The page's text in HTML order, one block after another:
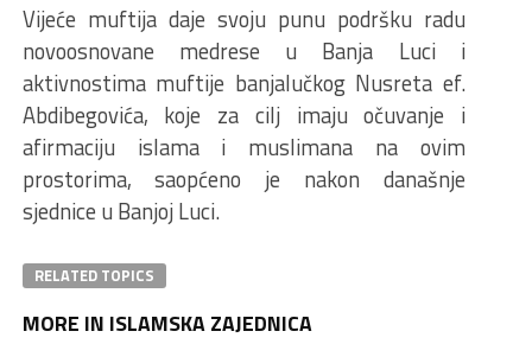
Vijeće muftija daje svoju punu podršku radu
novoosnovane medrese u Banja Luci i
aktivnostima muftije banjalučkog Nusreta ef.
Abdibegovića, koje za cilj imaju očuvanje i
afirmaciju islama i muslimana na ovim
prostorima, saopćeno je nakon današnje
sjednice u Banjoj Luci.
RELATED TOPICS
MORE IN ISLAMSKA ZAJEDNICA